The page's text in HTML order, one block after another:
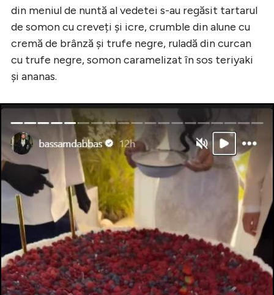
din meniul de nuntă al vedetei s-au regăsit tartarul
de somon cu creveți și icre, crumble din alune cu
cremă de brânză și trufe negre, ruladă din curcan
cu trufe negre, somon caramelizat în sos teriyaki
și ananas.